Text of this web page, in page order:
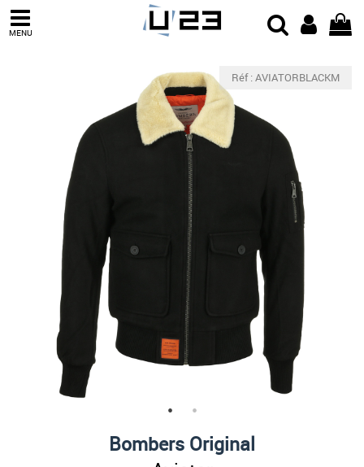
MENU
Réf : AVIATORBLACKM
Bombers Original